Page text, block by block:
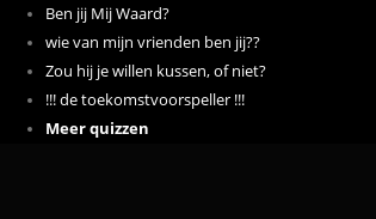
Ben jij Mij Waard?
wie van mijn vrienden ben jij??
Zou hij je willen kussen, of niet?
!!! de toekomstvoorspeller !!!
Meer quizzen